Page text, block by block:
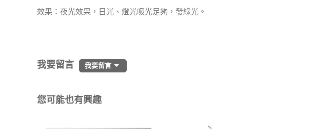
效果：夜光效果，日光、燈光吸光足夠，發綠光。
我要留言 我要留言
您可能也有興趣